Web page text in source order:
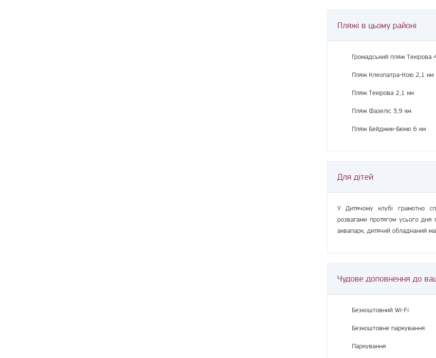
Пляжі в цьому районі
Громадський пляж Текірова
Пляж Клеопатра-Кою 2,1 км
Пляж Текірова 2,1 км
Пляж Фазеліс 3,9 км
Пляж Бейджик-Бюкю 6 км
Для дітей
У Дитячому клубі грамотно
розвагами протягом усього дня
аквапарк, дитячий обладнаний
Чудове доповнення до
Безкоштовний Wi-Fi
Безкоштовне паркування
Паркування